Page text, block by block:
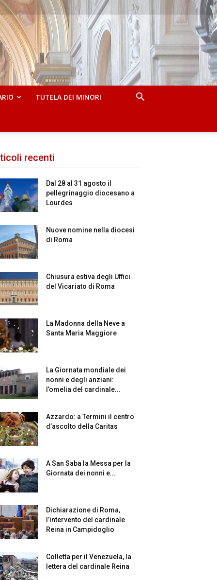
TUTELA DEI MINORI
recenti
Dal 28 al 31 agosto il
pellegrinaggio diocesano a
Lourdes
Nuove nomine nella diocesi
di Roma
Chiusura estiva degli Uffici
del Vicariato di Roma
La Madonna della Neve a
Santa Maria Maggiore
La Giornata mondiale dei
nonni e degli anziani:
l’omelia del cardinale...
Azzardo: a Termini il centro
d’ascolto della Caritas
A San Saba la Messa per la
Giornata dei nonni e...
Dichiarazione di Roma,
l’intervento del cardinale
Reina in Campidoglio
Colletta per il Venezuela, la
lettera del cardinale Reina